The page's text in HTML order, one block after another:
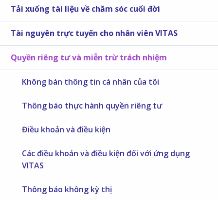
Tải xuống tài liệu về chăm sóc cuối đời
Tài nguyên trực tuyến cho nhân viên VITAS
Quyền riêng tư và miễn trừ trách nhiệm
Không bán thông tin cá nhân của tôi
Thông báo thực hành quyền riêng tư
Điều khoản và điều kiện
Các điều khoản và điều kiện đối với ứng dụng
VITAS
Thông báo không kỳ thị